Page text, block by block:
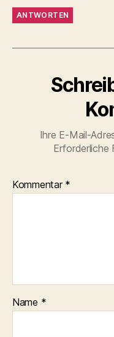
ANTWORTEN
Ihre E-Mail-
Erforderliche
Kommentar *
Name *